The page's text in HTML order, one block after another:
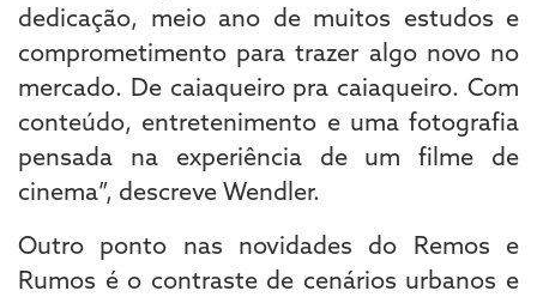
dedicação, meio ano de muitos estudos e
comprometimento para trazer algo novo no
mercado. De caiaqueiro pra caiaqueiro. Com
conteúdo, entretenimento e uma fotografia
pensada na experiência de um filme de
cinema”, descreve Wendler.
Outro ponto nas novidades do Remos e
Rumos é o contraste de cenários urbanos e